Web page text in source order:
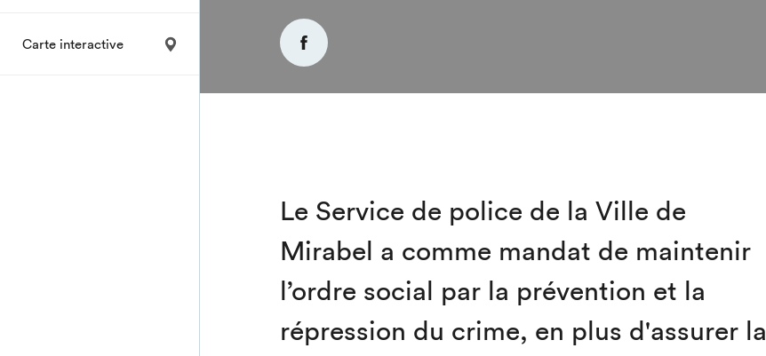
Carte interactive
Le Service de police de la Ville de
Mirabel a comme mandat de maintenir
l’ordre social par la prévention et la
répression du crime, en plus d'assurer la